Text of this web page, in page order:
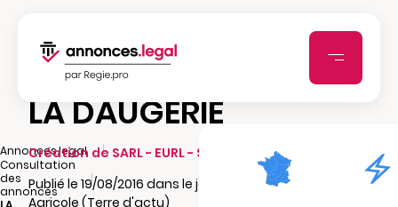
Annonces.legal
|
Consultation
des
annonces
|
LA DAUGERIE
Création de SARL - EURL - SCI - SCA - SCCV
Publié le 19/08/2016 dans le journal L'Union
Agricole (Terre d'actu)